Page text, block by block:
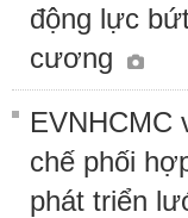
động lực
cương
EVNHCMC
chế phối
phát triển